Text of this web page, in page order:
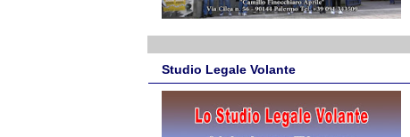
Studio Legale Volante